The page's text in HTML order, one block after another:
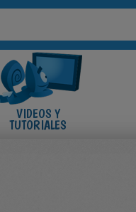
VIDEOS Y
TUTORIALES